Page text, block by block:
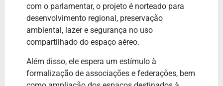
com o parlamentar, o projeto é norteado para
desenvolvimento regional, preservação
ambiental, lazer e segurança no uso
compartilhado do espaço aéreo.
Além disso, ele espera um estímulo à
formalização de associações e federações, bem